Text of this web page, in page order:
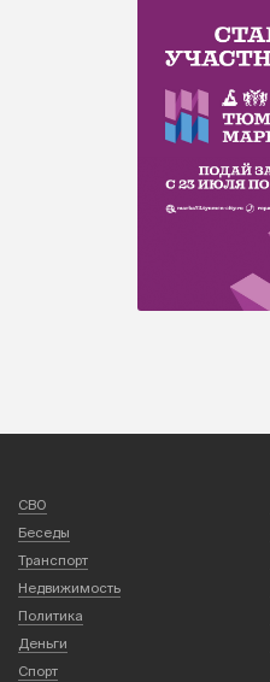
СВО
Беседы
Транспорт
Недвижимость
Политика
Деньги
Спорт